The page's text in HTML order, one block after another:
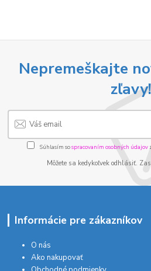
Nepremeškajte
zľavy!
Súhlasím sospracovaním osobných údajov
Môžete sa kedykoľvek odhlásiť.
Informácie pre zákazníkov
O nás
Ako nakupovať